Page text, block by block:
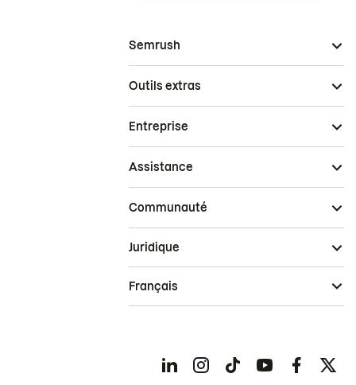
Semrush
Outils extras
Entreprise
Assistance
Communauté
Juridique
Français